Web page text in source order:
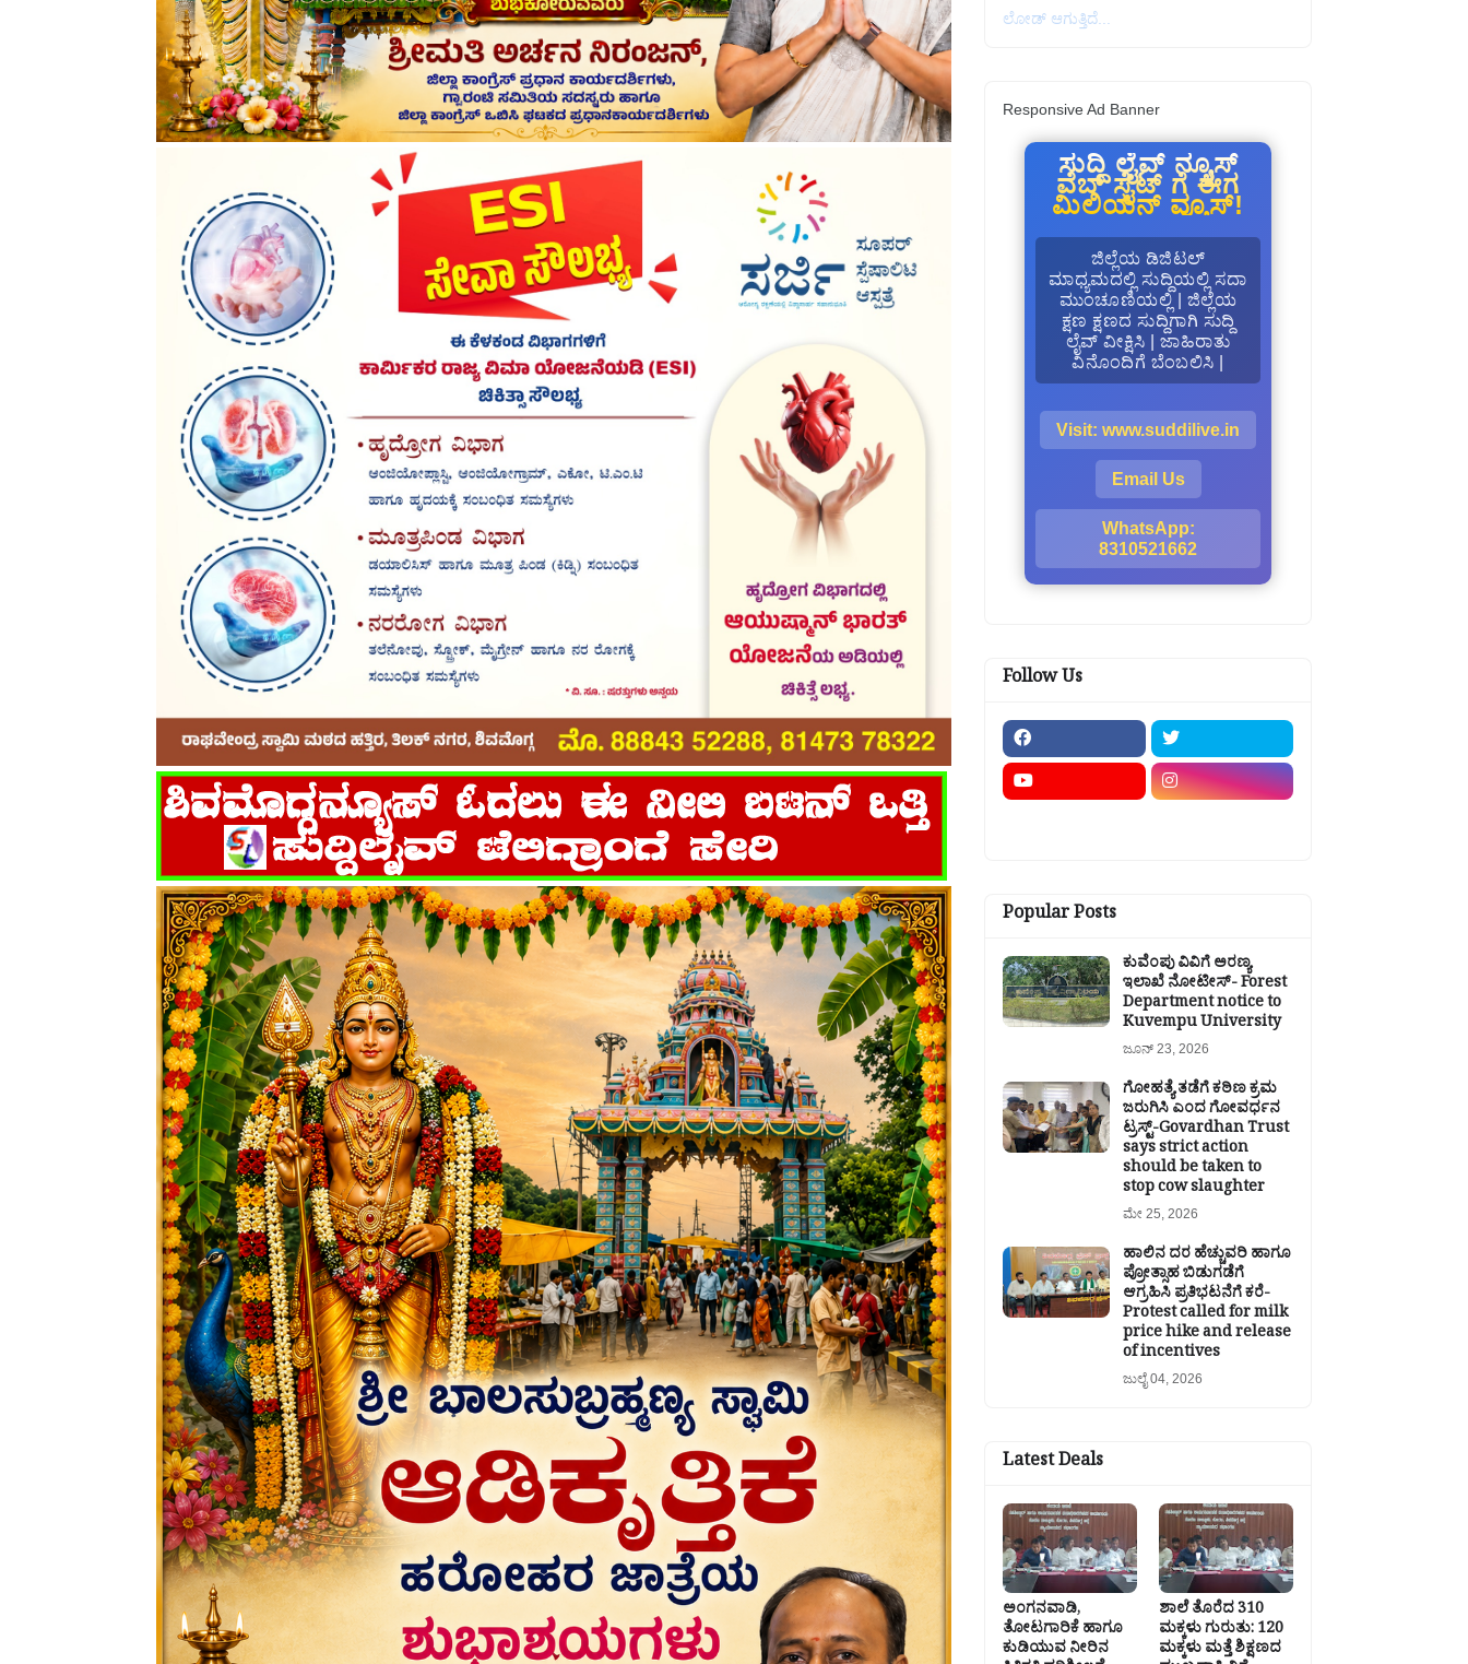
ಲೋಡ್ ಆಗುತ್ತಿದೆ...
Responsive Ad Banner
ಸುದ್ದಿ ಲೈವ್ ನ್ಯೂಸ್
ವೆಬ್ ಸೈಟ್ ಗೆ ಈಗ
ಮಿಲಿಯನ್ ವ್ಯೂಸ್!
ಜಿಲ್ಲೆಯ ಡಿಜಿಟಲ್
ಮಾಧ್ಯಮದಲ್ಲಿ ಸುದ್ದಿಯಲ್ಲಿ ಸದಾ
ಮುಂಚೂಣಿಯಲ್ಲಿ | ಜಿಲ್ಲೆಯ
ಕ್ಷಣ ಕ್ಷಣದ ಸುದ್ದಿಗಾಗಿ ಸುದ್ದಿ
ಲೈವ್ ವೀಕ್ಷಿಸಿ | ಜಾಹಿರಾತು
ವಿನೊಂದಿಗೆ ಬೆಂಬಲಿಸಿ |
Visit: www.suddilive.in
Email Us
WhatsApp:
8310521662
Follow Us
Popular Posts
ಕುವೆಂಪು ವಿವಿಗೆ ಅರಣ್ಯ
ಇಲಾಖೆ ನೋಟೀಸ್- Forest
Department notice to
Kuvempu University
ಜೂನ್ 23, 2026
ಗೋಹತ್ಯೆ ತಡೆಗೆ ಕಠಿಣ ಕ್ರಮ
ಜರುಗಿಸಿ ಎಂದ ಗೋವರ್ಧನ
ಟ್ರಸ್ಟ್-Govardhan Trust
says strict action
should be taken to
stop cow slaughter
ಮೇ 25, 2026
ಹಾಲಿನ ದರ ಹೆಚ್ಚುವರಿ ಹಾಗೂ
ಪ್ರೋತ್ಸಾಹ ಬಿಡುಗಡೆಗೆ
ಆಗ್ರಹಿಸಿ ಪ್ರತಿಭಟನೆಗೆ ಕರೆ-
Protest called for milk
price hike and release
of incentives
ಜುಲೈ 04, 2026
Latest Deals
ಅಂಗನವಾಡಿ,
ತೋಟಗಾರಿಕೆ ಹಾಗೂ
ಕುಡಿಯುವ ನೀರಿನ
ಶಾಲೆ ತೊರೆದ 310
ಮಕ್ಕಳು ಗುರುತು: 120
ಮಕ್ಕಳು ಮತ್ತೆ ಶಿಕ್ಷಣದ